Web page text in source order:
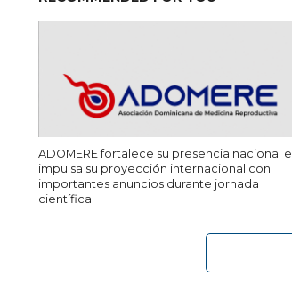
ADOMERE fortalece su presencia nacional e
impulsa su proyección internacional con
importantes anuncios durante jornada
científica